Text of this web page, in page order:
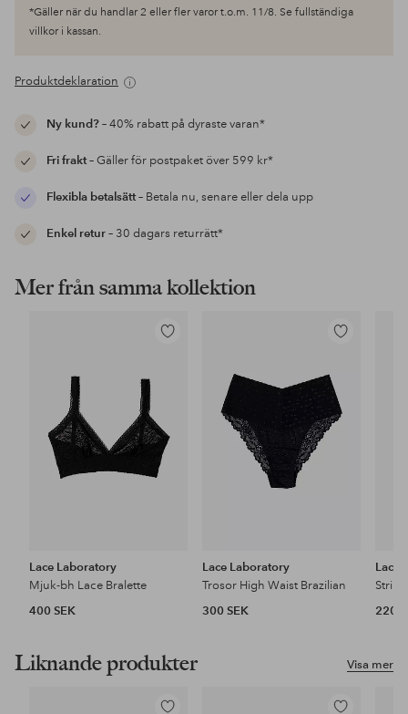
*Gäller när du handlar 2 eller fler varor t.o.m. 11/8. Se fullständiga
villkor i kassan.
Produktdeklaration
Ny kund?– 40% rabatt på dyraste varan*
Fri frakt– Gäller för postpaket över 599 kr*
Flexibla betalsätt– Betala nu, senare eller dela upp
Enkel retur– 30 dagars returrätt*
Mer från samma kollektion
Lägg
Lace Laboratory
Mjuk-bh Lace Bralette
400 SEK
Lägg
i
favoriter
Lace Laboratory
Trosor High Waist Brazilian
300 SEK
Lace
220
Visa mer
Liknande produkter